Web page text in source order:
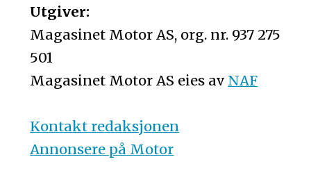
Utgiver:
Magasinet Motor AS, org. nr. 937 275
501
Magasinet Motor AS eies av NAF
Kontakt redaksjonen
Annonsere på Motor